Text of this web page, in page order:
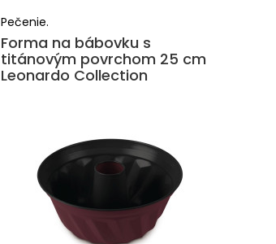
Pečenie.
Forma na bábovku s
titánovým povrchom 25 cm
Leonardo Collection